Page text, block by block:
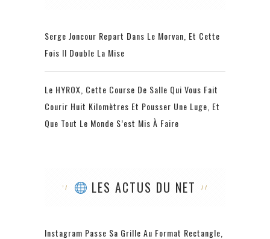
Serge Joncour Repart Dans Le Morvan, Et Cette
Fois Il Double La Mise
Le HYROX, Cette Course De Salle Qui Vous Fait
Courir Huit Kilomètres Et Pousser Une Luge, Et
Que Tout Le Monde S’est Mis À Faire
LES ACTUS DU NET
Instagram Passe Sa Grille Au Format Rectangle,